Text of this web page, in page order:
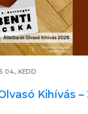
04., KEDD
Kihívás –